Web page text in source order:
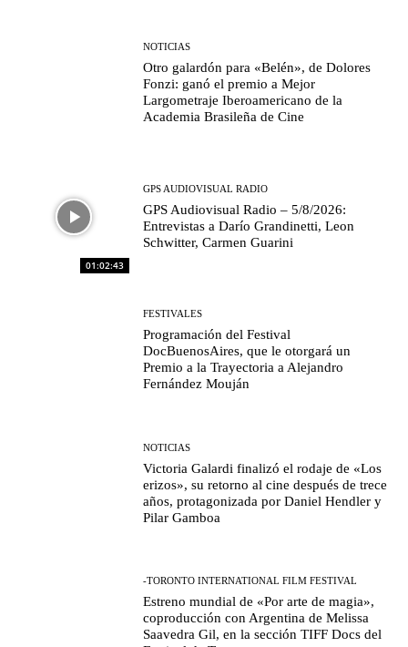
NOTICIAS
Otro galardón para «Belén», de Dolores
Fonzi: ganó el premio a Mejor
Largometraje Iberoamericano de la
Academia Brasileña de Cine
01:02:43
GPS AUDIOVISUAL RADIO
GPS Audiovisual Radio – 5/8/2026:
Entrevistas a Darío Grandinetti, Leon
Schwitter, Carmen Guarini
FESTIVALES
Programación del Festival
DocBuenosAires, que le otorgará un
Premio a la Trayectoria a Alejandro
Fernández Mouján
NOTICIAS
Victoria Galardi finalizó el rodaje de «Los
erizos», su retorno al cine después de trece
años, protagonizada por Daniel Hendler y
Pilar Gamboa
-TORONTO INTERNATIONAL FILM FESTIVAL
Estreno mundial de «Por arte de magia»,
coproducción con Argentina de Melissa
Saavedra Gil, en la sección TIFF Docs del